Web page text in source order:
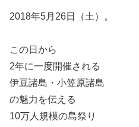
2018年5月26日（土）。
この日から
2年に一度開催される
伊豆諸島・小笠原諸島
の魅力を伝える
10万人規模の島祭り